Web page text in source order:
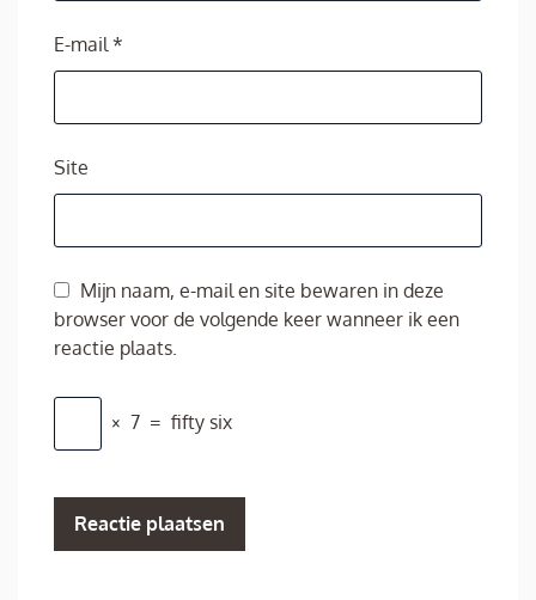
E-mail *
Site
Mijn naam, e-mail en site bewaren in deze
browser voor de volgende keer wanneer ik een
reactie plaats.
× 7 = fifty six